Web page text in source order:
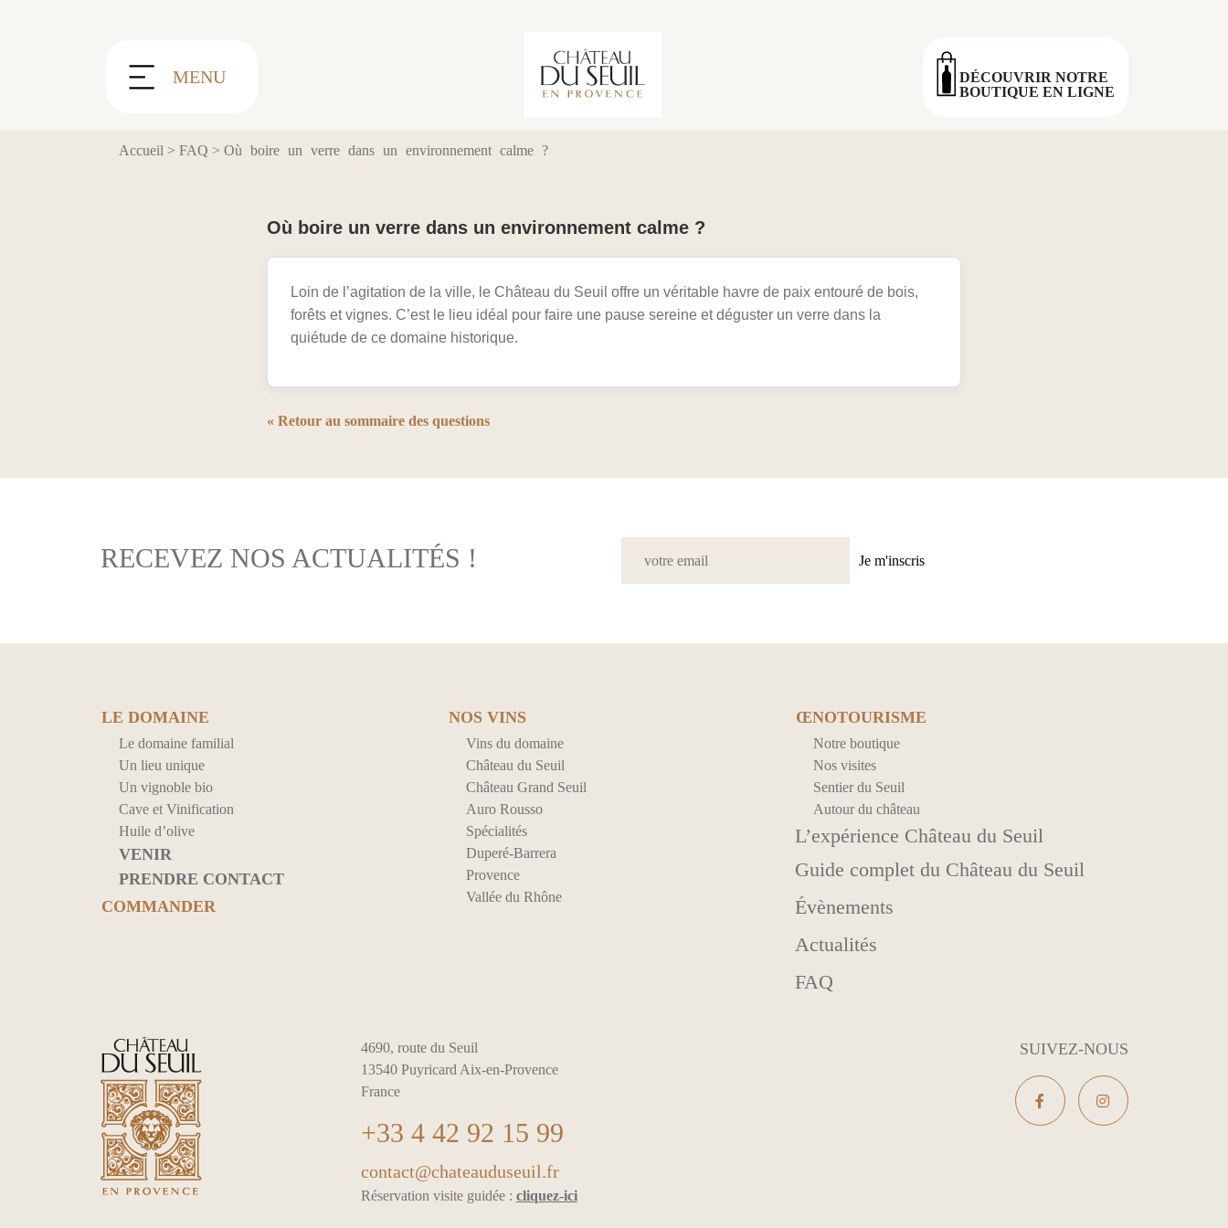
MENU
DÉCOUVRIR NOTRE
BOUTIQUE EN LIGNE
Accueil > FAQ > Où boire un verre dans un environnement calme ?
Où boire un verre dans un environnement calme ?
Loin de l’agitation de la ville, le Château du Seuil offre un véritable havre de paix entouré de bois,
forêts et vignes. C’est le lieu idéal pour faire une pause sereine et déguster un verre dans la
quiétude de ce domaine historique.
« Retour au sommaire des questions
RECEVEZ NOS ACTUALITÉS ! Je m'inscris
LE DOMAINE
Le domaine familial
Un lieu unique
Un vignoble bio
Cave et Vinification
Huile d’olive
VENIR
PRENDRE CONTACT
COMMANDER
NOS VINS
Vins du domaine
Château du Seuil
Château Grand Seuil
Auro Rousso
Spécialités
Duperé-Barrera
Provence
Vallée du Rhône
ŒNOTOURISME
Notre boutique
Nos visites
Sentier du Seuil
Autour du château
L’expérience Château du Seuil
Guide complet du Château du Seuil
Évènements
Actualités
FAQ
4690, route du Seuil
13540 Puyricard Aix-en-Provence
France
+33 4 42 92 15 99
contact@chateauduseuil.fr
Réservation visite guidée : cliquez-ici
SUIVEZ-NOUS